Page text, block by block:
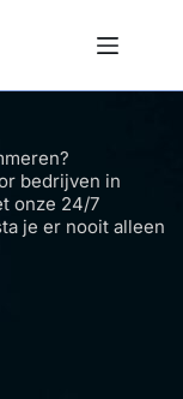
bedrijven in
onze 24/7
je er nooit alleen